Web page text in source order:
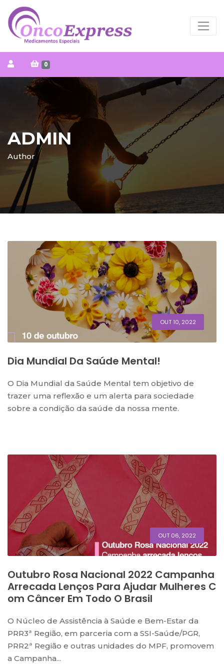
0
ADMIN
Author
OUT 10, 2022
Dia Mundial Da Saúde Mental!
O Dia Mundial da Saúde Mental tem objetivo de
trazer uma reflexão e um alerta para sociedade
sobre a condição da saúde da nossa mente.
OUT 06, 2022
Outubro Rosa Nacional 2022 Campanha
Arrecada Lenços Para Ajudar Mulheres C
Om Câncer Em Todo O Brasil
O Núcleo de Assistência à Saúde e Bem-Estar da
PRR3ª Região, em parceria com a SSI-Saúde/PGR,
PRR2ª Região e outras unidades do MPF, promovem
a Campanha...